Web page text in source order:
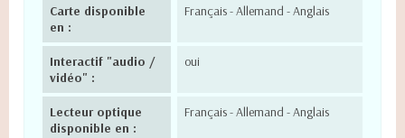
Carte disponible
en :
Français - Allemand - Anglais
Interactif "audio /
vidéo" :
oui
Lecteur optique
disponible en :
Français - Allemand - Anglais